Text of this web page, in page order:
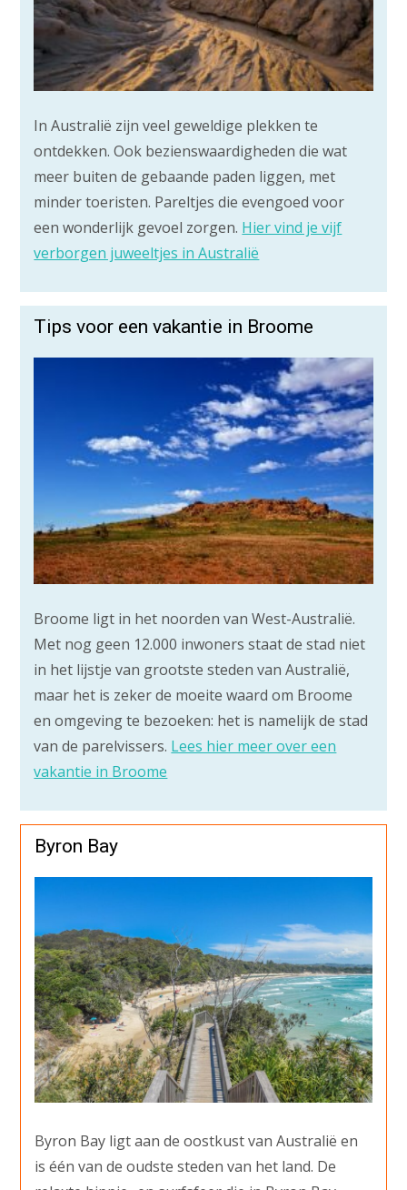
In Australië zijn veel geweldige plekken te
ontdekken. Ook bezienswaardigheden die wat
meer buiten de gebaande paden liggen, met
minder toeristen. Pareltjes die evengoed voor
een wonderlijk gevoel zorgen. Hier vind je vijf
verborgen juweeltjes in Australië
Tips voor een vakantie in Broome
Broome ligt in het noorden van West-Australië.
Met nog geen 12.000 inwoners staat de stad niet
in het lijstje van grootste steden van Australië,
maar het is zeker de moeite waard om Broome
en omgeving te bezoeken: het is namelijk de stad
van de parelvissers. Lees hier meer over een
vakantie in Broome
Byron Bay
Byron Bay ligt aan de oostkust van Australië en
is één van de oudste steden van het land. De